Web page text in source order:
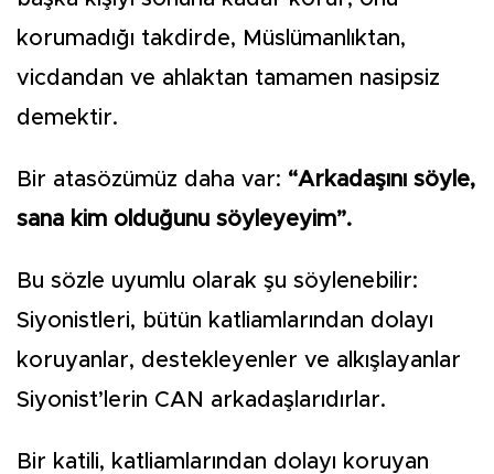
korumadığı takdirde, Müslümanlıktan,
vicdandan ve ahlaktan tamamen nasipsiz
demektir.
Bir atasözümüz daha var: “Arkadaşını söyle,
sana kim olduğunu söyleyeyim”.
Bu sözle uyumlu olarak şu söylenebilir:
Siyonistleri, bütün katliamlarından dolayı
koruyanlar, destekleyenler ve alkışlayanlar
Siyonist’lerin CAN arkadaşlarıdırlar.
Bir katili, katliamlarından dolayı koruyan